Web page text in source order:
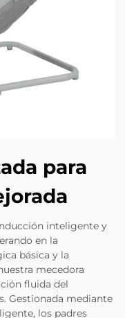
para
inteligente y
en la
básica y la
mecedora
fluida del
Gestionada mediante
los padres